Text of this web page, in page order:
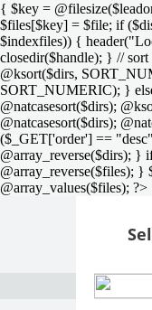
{ $key =
$files[$key] = $file; if
$indexfiles)) {
closedir($handle); } //
@ksort($dirs,
SORT_NUMERIC); }
@natcasesort($dirs);
@natcasesort($dirs);
($_GET['order'] ==
@array_reverse($dirs);
@array_reverse($files); }
@array_values($files); ?>